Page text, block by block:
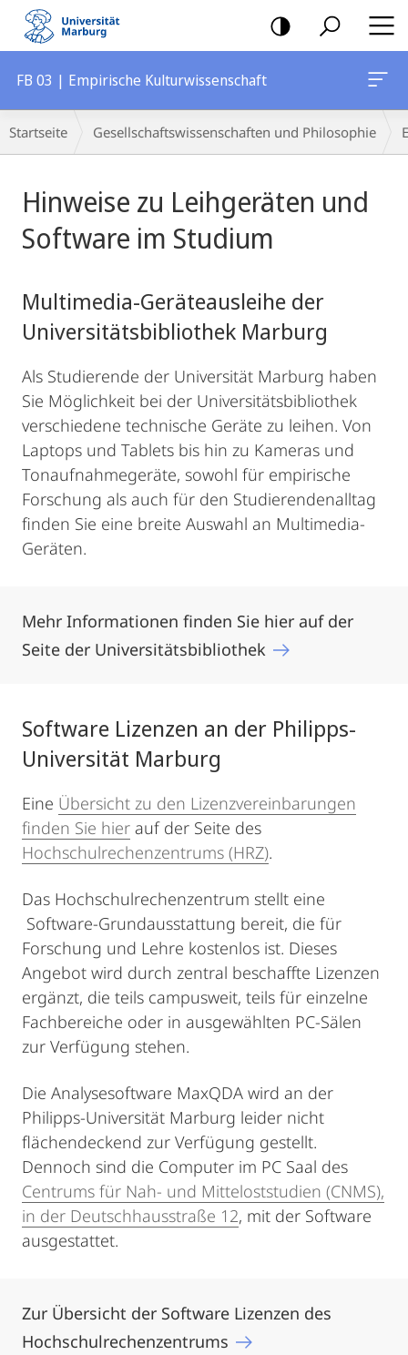
Mobile-
Navigation
FB 03 | Empirische Kulturwissenschaft
Breadcrumb-
Navigation
Startseite Gesellschaftswissenschaften und Philosophie
Hinweise zu Leihgeräten und
Software im Studium
Multimedia-Geräteausleihe der
Universitätsbibliothek Marburg
Als Studierende der Universität Marburg haben
Sie Möglichkeit bei der Universitätsbibliothek
verschiedene technische Geräte zu leihen. Von
Laptops und Tablets bis hin zu Kameras und
Tonaufnahmegeräte, sowohl für empirische
Forschung als auch für den Studierendenalltag
finden Sie eine breite Auswahl an Multimedia-
Geräten.
Mehr Informationen finden Sie hier auf der
Seite der Universitätsbibliothek
Software Lizenzen an der Philipps-
Universität Marburg
Eine Übersicht zu den Lizenzvereinbarungen
finden Sie hier auf der Seite des
Hochschulrechenzentrums (HRZ).
Das Hochschulrechenzentrum stellt eine
Software-Grundausstattung bereit, die für
Forschung und Lehre kostenlos ist. Dieses
Angebot wird durch zentral beschaffte Lizenzen
ergänzt, die teils campusweit, teils für einzelne
Fachbereiche oder in ausgewählten PC-Sälen
zur Verfügung stehen.
Die Analysesoftware MaxQDA wird an der
Philipps-Universität Marburg leider nicht
flächendeckend zur Verfügung gestellt.
Dennoch sind die Computer im PC Saal des
Centrums für Nah- und Mitteloststudien (CNMS),
in der Deutschhausstraße 12, mit der Software
ausgestattet.
Zur Übersicht der Software Lizenzen des
Hochschulrechenzentrums